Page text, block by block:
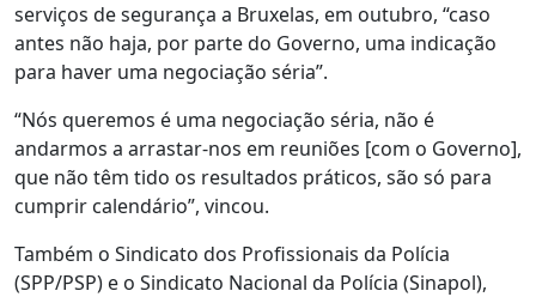
serviços de segurança a Bruxelas, em outubro, “caso
antes não haja, por parte do Governo, uma indicação
para haver uma negociação séria”.
“Nós queremos é uma negociação séria, não é
andarmos a arrastar-nos em reuniões [com o Governo],
que não têm tido os resultados práticos, são só para
cumprir calendário”, vincou.
Também o Sindicato dos Profissionais da Polícia
(SPP/PSP) e o Sindicato Nacional da Polícia (Sinapol),